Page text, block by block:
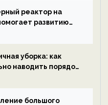
реактор на
развитию
уборка: как
наводить порядок
большого